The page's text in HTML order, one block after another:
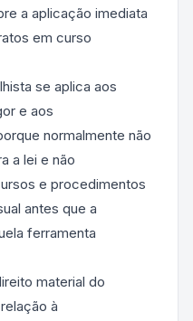
a aplicação imediata
em curso
se aplica aos
e aos
normalmente não
a lei e não
e procedimentos
antes que a
ferramenta
material do
à